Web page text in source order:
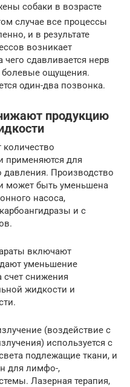
собаки в возрасте
случае все процессы
и в результате
возникает
чего сдавливается нерв
болевые ощущения.
один-два позвонка.
продукцию
применяются для
давления. Производство
может быть уменьшена
насоса,
и с
включают
уменьшение
счет снижения
жидкости и
(воздействие с
используется с
подлежащие ткани, и
для лимфо-,
Лазерная терапия,